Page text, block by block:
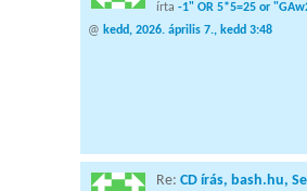
írta -1" OR 5*5=25 or
@ kedd, 2026. április 7., kedd 3:48
Re: CD írás, bash.hu,